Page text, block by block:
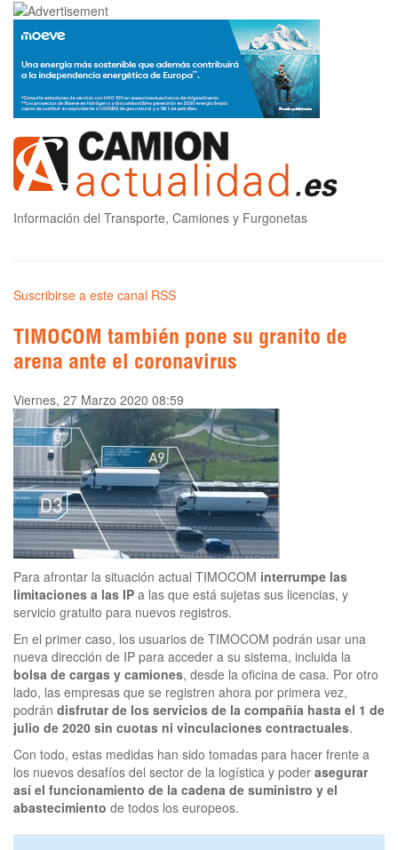
Información del Transporte, Camiones y Furgonetas
Suscribirse a este canal RSS
TIMOCOM también pone su granito de
arena ante el coronavirus
Viernes, 27 Marzo 2020 08:59
Para afrontar la situación actual TIMOCOM interrumpe las
limitaciones a las IP a las que está sujetas sus licencias, y
servicio gratuito para nuevos registros.
En el primer caso, los usuarios de TIMOCOM podrán usar una
nueva dirección de IP para acceder a su sistema, incluida la
bolsa de cargas y camiones, desde la oficina de casa. Por otro
lado, las empresas que se registren ahora por primera vez,
podrán disfrutar de los servicios de la compañía hasta el 1 de
julio de 2020 sin cuotas ni vinculaciones contractuales.
Con todo, estas medidas han sido tomadas para hacer frente a
los nuevos desafíos del sector de la logística y poder asegurar
así el funcionamiento de la cadena de suministro y el
abastecimiento de todos los europeos.